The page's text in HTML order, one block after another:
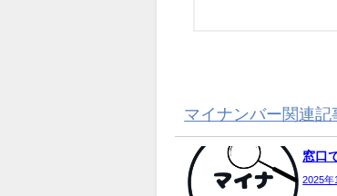
マイナンバー関連記
窓口
2025年